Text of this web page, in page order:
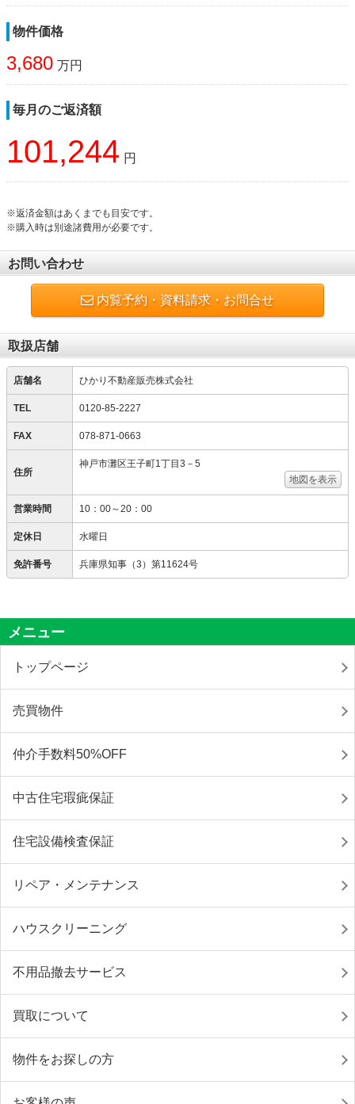
物件価格
3,680 万円
毎月のご返済額
101,244 円
※返済金額はあくまでも目安です。
※購入時は別途諸費用が必要です。
お問い合わせ
内覧予約・資料請求・お問合せ
取扱店舗
店舗名 ひかり不動産販売株式会社
TEL 0120-85-2227
FAX 078-871-0663
住所
神戸市灘区王子町1丁目3－5
地図を表示
営業時間 10：00～20：00
定休日 水曜日
免許番号 兵庫県知事（3）第11624号
メニュー
トップページ
売買物件
仲介手数料50%OFF
中古住宅瑕疵保証
住宅設備検査保証
リペア・メンテナンス
ハウスクリーニング
不用品撤去サービス
買取について
物件をお探しの方